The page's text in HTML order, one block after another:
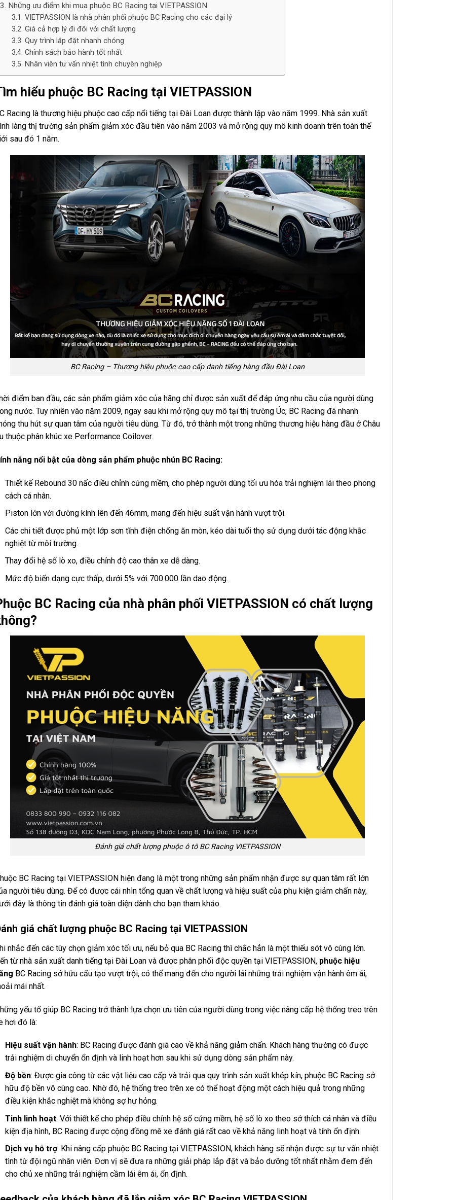
Những ưu điểm khi mua phuộc BC Racing tại VIETPASSION
VIETPASSION là nhà phân phối phuộc BC Racing cho các đại lý
Giá cả hợp lý đi đôi với chất lượng
Quy trình lắp đặt nhanh chóng
Chính sách bảo hành tốt nhất
Nhân viên tư vấn nhiệt tình chuyên nghiệp
hiểu phuộc BC Racing tại VIETPASSION
Racing là thương hiệu phuộc cao cấp nổi tiếng tại Đài Loan được thành lập vào năm 1999. Nhà sản xuất
làng thị trường sản phẩm giảm xóc đầu tiên vào năm 2003 và mở rộng quy mô kinh doanh trên toàn thế
sau đó 1 năm.
BC Racing – Thương hiệu phuộc cao cấp danh tiếng hàng đầu Đài Loan
điểm ban đầu, các sản phẩm giảm xóc của hãng chỉ được sản xuất để đáp ứng nhu cầu của người dùng
nước. Tuy nhiên vào năm 2009, ngay sau khi mở rộng quy mô tại thị trường Úc, BC Racing đã nhanh
thu hút sự quan tâm của người tiêu dùng. Từ đó, trở thành một trong những thương hiệu hàng đầu ở Châu
thuộc phân khúc xe Performance Coilover.
năng nổi bật của dòng sản phẩm phuộc nhún BC Racing:
Thiết kế Rebound 30 nấc điều chỉnh cứng mềm, cho phép người dùng tối ưu hóa trải nghiệm lái theo phong
cách cá nhân.
Piston lớn với đường kính lên đến 46mm, mang đến hiệu suất vận hành vượt trội.
Các chi tiết được phủ một lớp sơn tĩnh điện chống ăn mòn, kéo dài tuổi thọ sử dụng dưới tác động khắc
nghiệt từ môi trường.
Thay đổi hệ số lò xo, điều chỉnh độ cao thân xe dễ dàng.
Mức độ biến dạng cực thấp, dưới 5% với 700.000 lần dao động.
BC Racing của nhà phân phối VIETPASSION có chất lượng
Đánh giá chất lượng phuộc ô tô BC Racing VIETPASSION
BC Racing tại VIETPASSION hiện đang là một trong những sản phẩm nhận được sự quan tâm rất lớn
người tiêu dùng. Để có được cái nhìn tổng quan về chất lượng và hiệu suất của phụ kiện giảm chấn này,
đây là thông tin đánh giá toàn diện dành cho bạn tham khảo.
giá chất lượng phuộc BC Racing tại VIETPASSION
nhắc đến các tùy chọn giảm xóc tối ưu, nếu bỏ qua BC Racing thì chắc hẳn là một thiếu sót vô cùng lớn.
từ nhà sản xuất danh tiếng tại Đài Loan và được phân phối độc quyền tại VIETPASSION, phuộc hiệu
BC Racing sở hữu cấu tạo vượt trội, có thể mang đến cho người lái những trải nghiệm vận hành êm ái,
mái nhất.
yếu tố giúp BC Racing trở thành lựa chọn ưu tiên của người dùng trong việc nâng cấp hệ thống treo trên
hơi đó là:
Hiệu suất vận hành: BC Racing được đánh giá cao về khả năng giảm chấn. Khách hàng thường có được
trải nghiệm di chuyển ổn định và linh hoạt hơn sau khi sử dụng dòng sản phẩm này.
Độ bền: Được gia công từ các vật liệu cao cấp và trải qua quy trình sản xuất khép kín, phuộc BC Racing sở
hữu độ bền vô cùng cao. Nhờ đó, hệ thống treo trên xe có thể hoạt động một cách hiệu quả trong những
điều kiện khắc nghiệt mà không sợ hư hỏng.
Tinh linh hoạt: Với thiết kế cho phép điều chỉnh hệ số cứng mềm, hệ số lò xo theo sở thích cá nhân và điều
kiện địa hình, BC Racing được cộng đồng mê xe đánh giá rất cao về khả năng linh hoạt và tính ổn định.
Dịch vụ hỗ trợ: Khi nâng cấp phuộc BC Racing tại VIETPASSION, khách hàng sẽ nhận được sự tư vấn nhiệt
tình từ đội ngũ nhân viên. Đơn vị sẽ đưa ra những giải pháp lắp đặt và bảo dưỡng tốt nhất nhằm đem đến
cho chủ xe những trải nghiệm cầm lái êm ái, ổn định.